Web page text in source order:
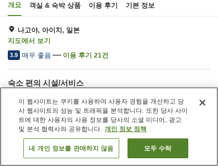
개요 객실 & 숙박 상품 이용 후기 기본 정보
나고야, 아이치, 일본
지도에서 보기
3.9 매우 좋음 이용 후기 21건
숙소 편의 시설/서비스
주차장
스파 / 미용실
레스토랑
카페
일본 아이치 나고야 나고야시 후시미 몽블랑 호텔
객실 보기
이 웹사이트는 쿠키를 사용하여 사용자 경험을 개선하고 당
사 웹사이트의 성능 및 트래픽을 분석합니다. 또한 당사 사이
트에 대한 사용자의 사용 정보를 당사의 소셜 미디어, 광고
및 분석 협력사와 공유합니다. 개인 정보 정책
내 개인 정보를 판매하지 않음 모두 수락